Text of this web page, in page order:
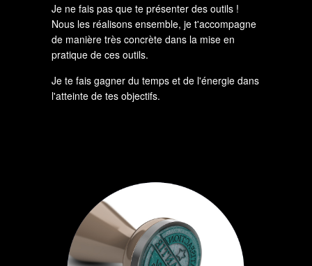
Je ne fais pas que te présenter des outils !
Nous les réalisons ensemble, je t'accompagne
de manière très concrète dans la mise en
pratique de ces outils.
Je te fais gagner du temps et de l'énergie dans
l'atteinte de tes objectifs.